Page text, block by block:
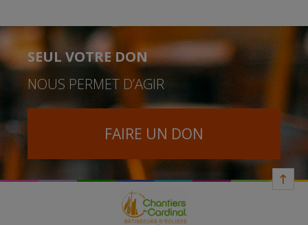
SEUL VOTRE DON
NOUS PERMET D’AGIR
FAIRE UN DON